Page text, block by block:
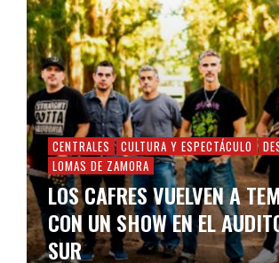
CENTRALES CULTURA Y ESPECTÁCULO
LOMAS DE ZAMORA
LOS CAFRES VUELVEN A
CON UN SHOW EN EL
SUR